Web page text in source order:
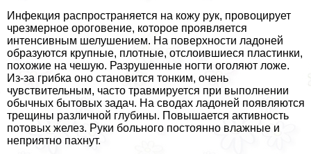
Инфекция распространяется на кожу рук, провоцирует
чрезмерное ороговение, которое проявляется
интенсивным шелушением. На поверхности ладоней
образуются крупные, плотные, отслоившиеся пластинки,
похожие на чешую. Разрушенные ногти оголяют ложе.
Из-за грибка оно становится тонким, очень
чувствительным, часто травмируется при выполнении
обычных бытовых задач. На сводах ладоней появляются
трещины различной глубины. Повышается активность
потовых желез. Руки больного постоянно влажные и
неприятно пахнут.